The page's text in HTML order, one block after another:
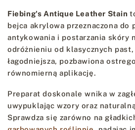
Fiebing's Antique Leather Stain
bejca akrylowa przeznaczona do
antykowania i postarzania skóry
odróżnieniu od klasycznych
łagodniejsza, pozbawiona
równomierną aplikację.
Preparat doskonale wnika w
uwypuklając wzory oraz
Sprawdza się zarówno na